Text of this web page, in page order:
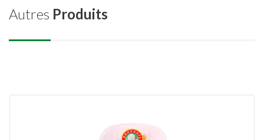
Autres Produits